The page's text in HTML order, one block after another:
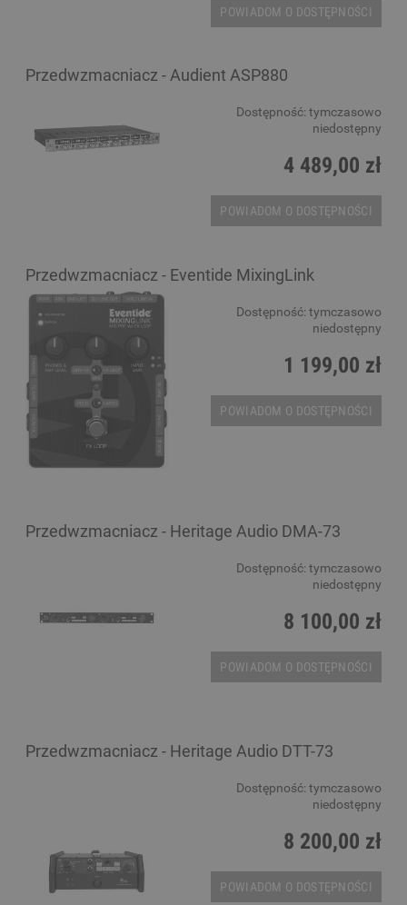
POWIADOM O DOSTĘPNOŚCI
Przedwzmacniacz - Audient ASP880
Dostępność: tymczasowo
niedostępny
4 489,00 zł
POWIADOM O DOSTĘPNOŚCI
Przedwzmacniacz - Eventide MixingLink
Dostępność: tymczasowo
niedostępny
1 199,00 zł
POWIADOM O DOSTĘPNOŚCI
Przedwzmacniacz - Heritage Audio DMA-73
Dostępność: tymczasowo
niedostępny
8 100,00 zł
POWIADOM O DOSTĘPNOŚCI
Przedwzmacniacz - Heritage Audio DTT-73
Dostępność: tymczasowo
niedostępny
8 200,00 zł
POWIADOM O DOSTĘPNOŚCI